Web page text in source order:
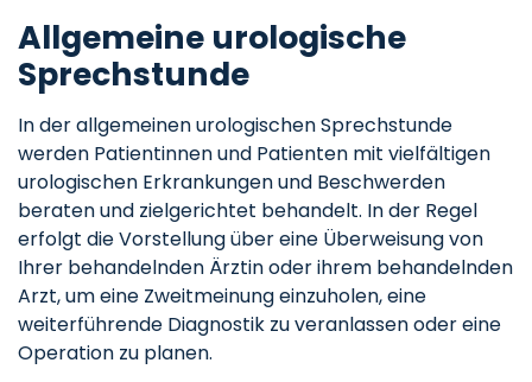
Allgemeine urologische
Sprechstunde
In der allgemeinen urologischen Sprechstunde
werden Patientinnen und Patienten mit vielfältigen
urologischen Erkrankungen und Beschwerden
beraten und zielgerichtet behandelt. In der Regel
erfolgt die Vorstellung über eine Überweisung von
Ihrer behandelnden Ärztin oder ihrem behandelnden
Arzt, um eine Zweitmeinung einzuholen, eine
weiterführende Diagnostik zu veranlassen oder eine
Operation zu planen.